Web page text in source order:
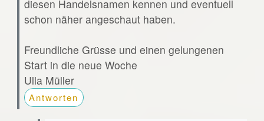
diesen Handelsnamen kennen und eventuell
schon näher angeschaut haben.
Freundliche Grüsse und einen gelungenen
Start in die neue Woche
Ulla Müller
Antworten